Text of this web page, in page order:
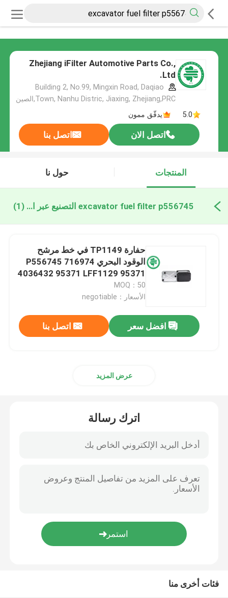
Zhejiang iFilter Automotive Parts Co.,
Ltd.
Building 2, No.99, Mingxin Road, Daqiao
Town, Nanhu Distric, Jiaxing, Zhejiang,PRC,الصين
5.0
يدقّق ممون
اتصل الان اتصل بنا
المنتجات حول نا
excavator fuel filter p556745 التصنيع عبر الإنترنت (1)
حفارة TP1149 في خط مرشح
الوقود البحري P556745 716974
4036432 95371 LFF1129 95371
MOQ：50
الأسعار：negotiable
افضل سعر اتصل بنا
عرض المزيد
اترك رسالة
فئات أخرى منا